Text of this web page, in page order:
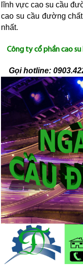
lĩnh vực cao su cầu
cao su cầu đường
nhất.
Công ty cổ phần cao
Gọi hotline: